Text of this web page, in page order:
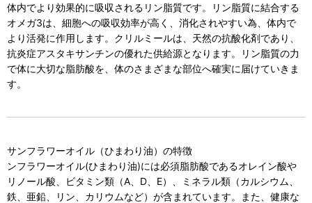
体内でより効果的に吸収されるリン脂質です。リン脂質に結合する
オメガ3は、細胞への吸収効率が高く、消化されやすい為、体内で
より活発に作用します。クリルミールは、天然の抗酸化剤であり、
抗炎症アスタキサンチンの優れた供給源となります。リン脂質の力
で体に大切な脂肪酸を、体のさまざまな部位へ確実に届けていきま
す。
サンフラワーオイル（ひまわり油）の特徴
ンフラワーオイル(ひまわり油)には必須脂肪酸であるオレイン酸や
リノール酸、ビタミン類（A、D、E）、ミネラル類（カルシウム、
鉄、亜鉛、リン、カリウムなど）が含まれています。また、健康な